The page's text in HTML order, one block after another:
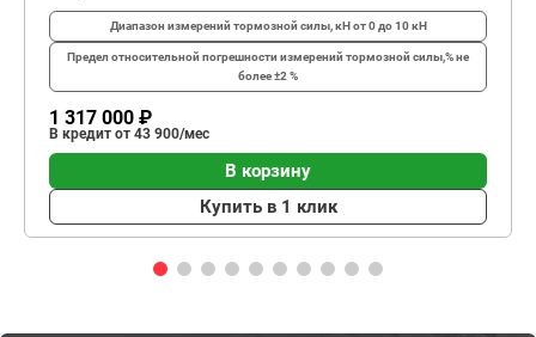
Диапазон измерений тормозной силы, кНот 0 до 10 кН
Предел относительной погрешности измерений тормозной силы,%не
более ±2 %
1 317 000 ₽
В кредит от 43 900/мес
В корзину
Купить в 1 клик